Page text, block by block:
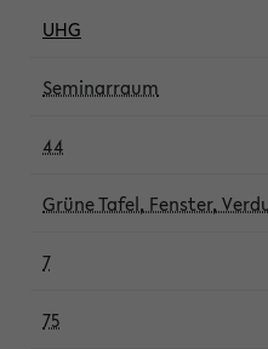
UHG
Seminarraum
44
Grüne Tafel, Fenster,
7
75